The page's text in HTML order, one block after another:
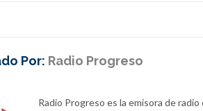
Por: Radio Progreso
Radio Progreso es la emisora de